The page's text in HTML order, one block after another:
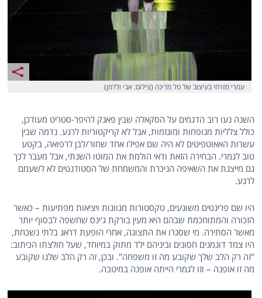
עמרי מזרחי בעיצוב של טל מדינה (צילום: אבי ולדמן)
השנה נעו רוב הדגמים על הסקאלה שבין פאנק להיפר-סטריט מעודכן,
כולל צלליות מנופחות ומוגזמות, אבל לא קריקטוריות לרגע. נדמה שבין
עשרות האאוטפיטים לא היה שם אפילו אחד שחור/לבן לרפואה, בקטע
טוב לגמרי. הבחירה הזאת ודאי הולמת את המוטו השנתי, אבל מעבר לכך
גם מייצגת את השאיפה הניכרת והמשמחת של הסטודנטים לא לשעמם
לרגע.
היו שם פרינטים משוגעים, טקסטורות מגוונות ויציאות מפתיעות – כאשר
הזכורה והמתוחכמת שבהם היא מעין בורקת ג'ינס שחשפה לבסוף יותר
מאשר הסתירה. מי שסגרו את התצוגה, אחרי הופעת דראג בלתי נשכחת,
היו צמד דוגמנים חסונים וביניהם ילד מתוק במיוחד, שעל חולצתו הכיתוב:
"זה רק הלב שלך שקובע מה זו משפחה". ובכן, זה רק הלב שלנו שקובע
מה זו אופנה – וזו לגמרי הייתה אופנה במיטבה.